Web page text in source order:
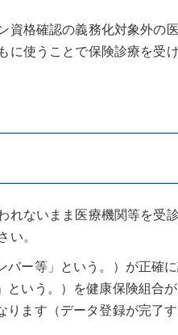
資格確認の義務化対象外の
に使うことで保険診療を受
れないまま医療機関等を受
い。
ー等」という。）が正確
という。）を健康保険組合
ります（データ登録が完了